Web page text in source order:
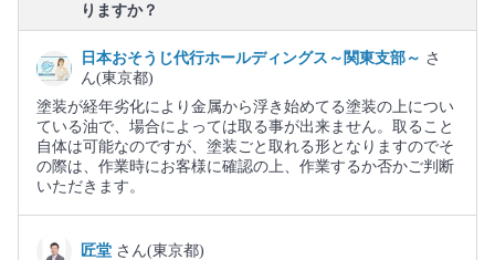
りますか？
日本おそうじ代行ホールディングス～関東支部～ さ
ん(東京都)
塗装が経年劣化により金属から浮き始めてる塗装の上につい
ている油で、場合によっては取る事が出来ません。取ること
自体は可能なのですが、塗装ごと取れる形となりますのでそ
の際は、作業時にお客様に確認の上、作業するか否かご判断
いただきます。
匠堂 さん(東京都)